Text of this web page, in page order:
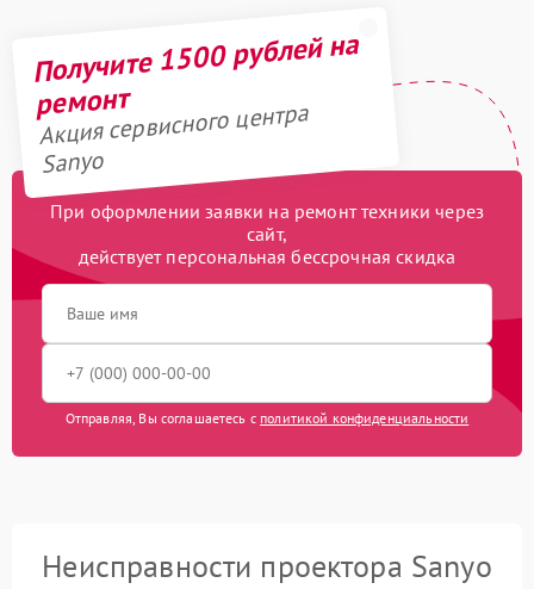
Получите 1500 рублей на
ремонт
Акция сервисного центра
Sanyo
При оформлении заявки на ремонт техники через
сайт,
действует персональная бессрочная скидка
Отправляя, Вы соглашаетесь с политикой конфиденциальности
Неисправности проектора Sanyo